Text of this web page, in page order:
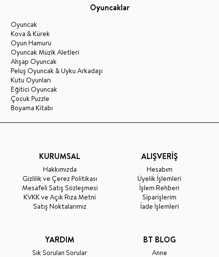
Oyuncaklar
Oyuncak
Kova & Kürek
Oyun Hamuru
Oyuncak Müzik Aletleri
Ahşap Oyuncak
Peluş Oyuncak & Uyku Arkadaşı
Kutu Oyunları
Eğitici Oyuncak
Çocuk Puzzle
Boyama Kitabı
KURUMSAL
Hakkımızda
Gizlilik ve Çerez Politikası
Mesafeli Satış Sözleşmesi
KVKK ve Açık Rıza Metni
Satış Noktalarımız
ALIŞVERİŞ
Hesabım
Üyelik İşlemleri
İşlem Rehberi
Siparişlerim
İade İşlemleri
YARDIM
Sık Sorulan Sorular
BT BLOG
Anne